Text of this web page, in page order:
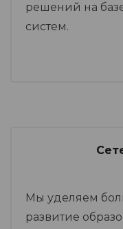
решений на
систем.
Мы уделяем
развитие